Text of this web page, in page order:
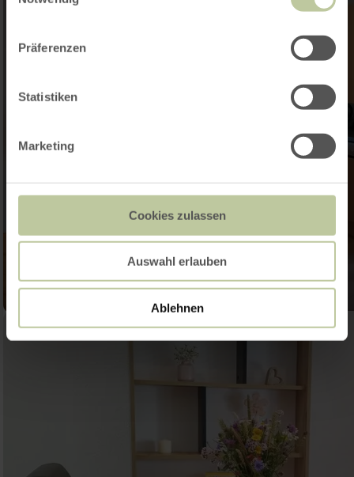
Präferenzen
Statistiken
Marketing
Cookies zulassen
Auswahl erlauben
Ablehnen